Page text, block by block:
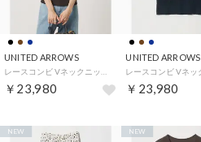
UNITED ARROWS
￥23,980
UNITED ARROWS
￥23,980
NEW NEW